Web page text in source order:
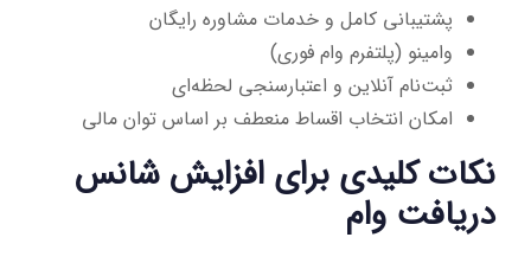
پشتیبانی کامل و خدمات مشاوره رایگان
وامینو (پلتفرم وام فوری)
ثبت‌نام آنلاین و اعتبارسنجی لحظه‌ای
امکان انتخاب اقساط منعطف بر اساس توان مالی
نکات کلیدی برای افزایش شانس
دریافت وام